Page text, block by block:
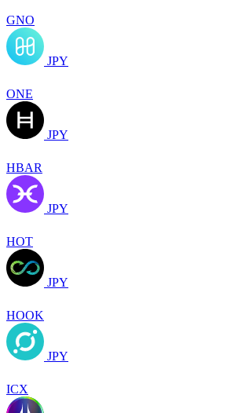
GNO
JPY
ONE
JPY
HBAR
JPY
HOT
JPY
HOOK
JPY
ICX